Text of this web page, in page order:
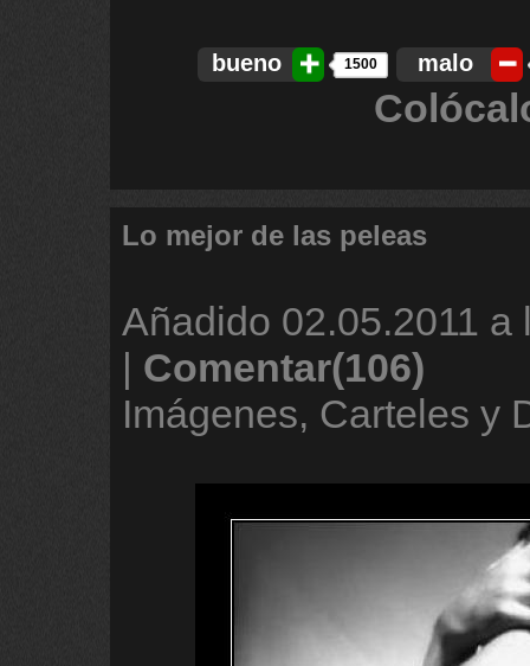
bueno 1500 malo
Lo mejor de las peleas
Añadido 02.05.2011 a
| Comentar(106)
Imágenes, Carteles y